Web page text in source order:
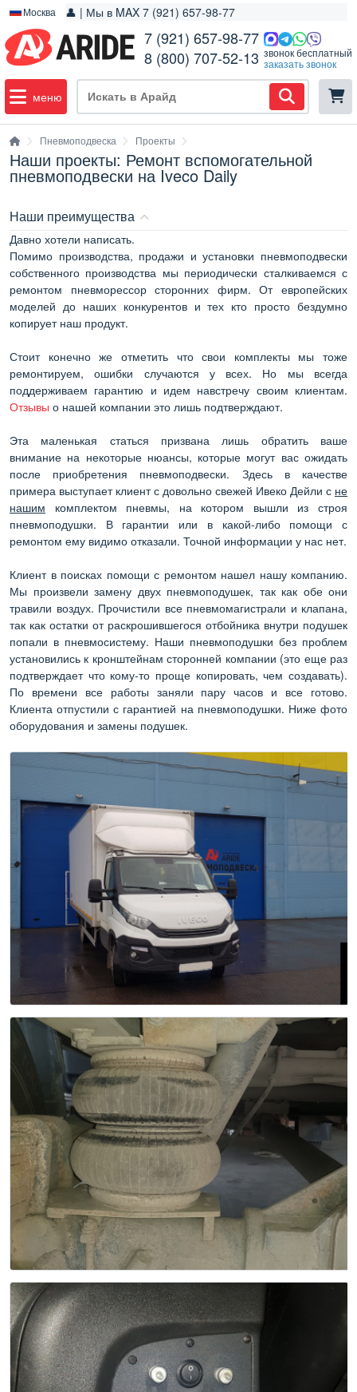
Москва 👤 | Мы в MAX 7 (921) 657-98-77
7 (921) 657-98-77
8 (800) 707-52-13 звонок бесплатный
заказать звонок
меню
Пневмоподвеска Проекты
Наши проекты: Ремонт вспомогательной
пневмоподвески на Iveco Daily
Наши преимущества
Давно хотели написать.
Помимо производства, продажи и установки пневмоподвески
собственного производства мы периодически сталкиваемся с
ремонтом пневморессор сторонних фирм. От европейских
моделей до наших конкурентов и тех кто просто бездумно
копирует наш продукт.
Стоит конечно же отметить что свои комплекты мы тоже
ремонтируем, ошибки случаются у всех. Но мы всегда
поддерживаем гарантию и идем навстречу своим клиентам.
Отзывы о нашей компании это лишь подтверждают.
Эта маленькая статься призвана лишь обратить ваше
внимание на некоторые нюансы, которые могут вас ожидать
после приобретения пневмоподвески. Здесь в качестве
примера выступает клиент с довольно свежей Ивеко Дейли с не
нашим комплектом пневмы, на котором вышли из строя
пневмоподушки. В гарантии или в какой-либо помощи с
ремонтом ему видимо отказали. Точной информации у нас нет.
Клиент в поисках помощи с ремонтом нашел нашу компанию.
Мы произвели замену двух пневмоподушек, так как обе они
травили воздух. Прочистили все пневмомагистрали и клапана,
так как остатки от раскрошившегося отбойника внутри подушек
попали в пневмосистему. Наши пневмоподушки без проблем
установились к кронштейнам сторонней компании (это еще раз
подтверждает что кому-то проще копировать, чем создавать).
По времени все работы заняли пару часов и все готово.
Клиента отпустили с гарантией на пневмоподушки. Ниже фото
оборудования и замены подушек.